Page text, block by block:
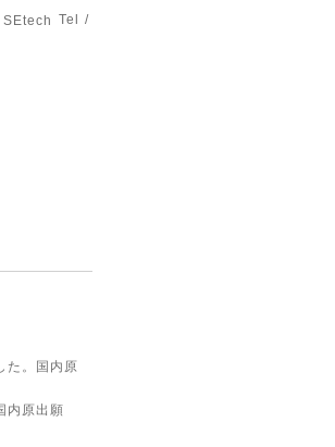
Tel /
た。国内原
内原出願